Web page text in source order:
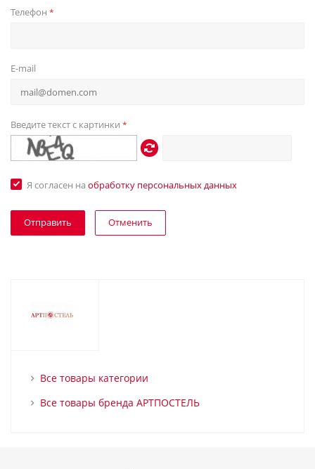
Телефон *
E-mail
Введите текст с картинки *
Я согласен на обработку персональных данных
Отменить
Все товары категории
Все товары бренда АРТПОСТЕЛЬ